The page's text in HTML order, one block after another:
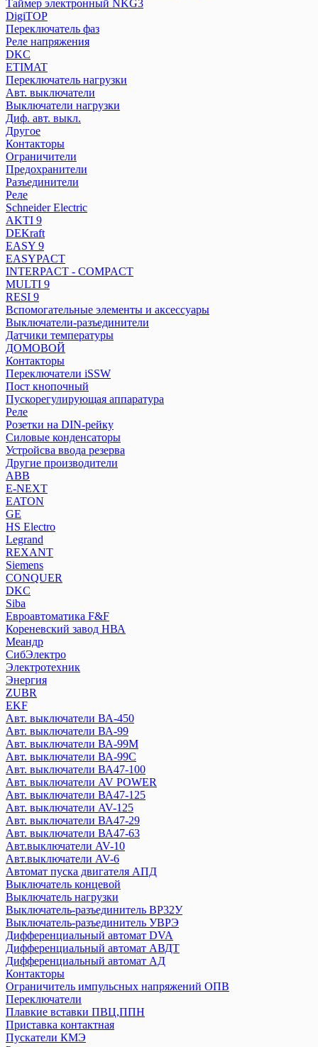
Выключатели нагрузки
Диф. авт. выкл.
Другое
Контакторы
Ограничители
Предохранители
Разъединители
Реле
Schneider Electric
Распред. колодки
AKTI 9
DEKraft
EASY 9
EASYPACT
INTERPACT - COMPACT
MULTI 9
RESI 9
Вспомогательные элементы и аксессуары
Выключатели-разъединители
Датчики температуры
ДОМОВОЙ
Контакторы
Переключатели iSSW
Пост кнопочный
Пускорегулирующая аппаратура
Реле
Розетки на DIN-рейку
Силовые конденсаторы
Устройсва ввода резерва
Другие производители
ABB
E-NEXT
EATON
GE
HS Electro
Legrand
REXANT
Siemens
CONQUER
DKC
Siba
Евроавтоматика F&F
Кореневский завод НВА
Меандр
СибЭлектро
Электротехник
Энергия
ZUBR
EKF
Авт. выключатели ВА-450
Авт. выключатели ВА-99
Авт. выключатели ВА-99М
Авт. выключатели ВА-99С
Авт. выключатели AV POWER
Авт. выключатели ВА47-100
Авт. выключатели AV-125
Авт. выключатели ВА47-125
Авт. выключатели ВА47-29
Авт. выключатели ВА47-63
Авт.выключатели AV-10
Авт.выключатели AV-6
Автомат пуска двигателя АПД
Выключатель концевой
Выключатель нагрузки
Выключатель-разъединитель ВР32У
Выключатель-разъединитель УВРЭ
Таймер электронный NKG3
DigiTOP
Переключатель фаз
Реле напряжения
DKC
ETIMAT
Переключатель нагрузки
Авт. выключатели
Выключатели нагрузки
Диф. авт. выкл.
Другое
Контакторы
Ограничители
Предохранители
Разъединители
Реле
Schneider Electric
AKTI 9
DEKraft
EASY 9
EASYPACT
INTERPACT - COMPACT
MULTI 9
RESI 9
Вспомогательные элементы и аксессуары
Выключатели-разъединители
Датчики температуры
ДОМОВОЙ
Контакторы
Переключатели iSSW
Пост кнопочный
Пускорегулирующая аппаратура
Реле
Розетки на DIN-рейку
Силовые конденсаторы
Устройсва ввода резерва
Другие производители
ABB
E-NEXT
EATON
GE
HS Electro
Legrand
REXANT
Siemens
CONQUER
DKC
Siba
Евроавтоматика F&F
Кореневский завод НВА
Меандр
СибЭлектро
Электротехник
Энергия
ZUBR
EKF
Авт. выключатели ВА-450
Авт. выключатели ВА-99
Авт. выключатели ВА-99М
Авт. выключатели ВА-99С
Авт. выключатели ВА47-100
Авт. выключатели AV POWER
Авт. выключатели ВА47-125
Авт. выключатели AV-125
Авт. выключатели ВА47-29
Авт. выключатели ВА47-63
Авт.выключатели AV-10
Авт.выключатели AV-6
Автомат пуска двигателя АПД
Выключатель концевой
Выключатель нагрузки
Выключатель-разъединитель ВР32У
Выключатель-разъединитель УВРЭ
Дифференциальный автомат DVA
Дифференциальный автомат АВДТ
Дифференциальный автомат АД
Контакторы
Ограничитель импульсных напряжений ОПВ
Переключатели
Плавкие вставки ПВЦ,ППН
Приставка контактная
Пускатели КМЭ